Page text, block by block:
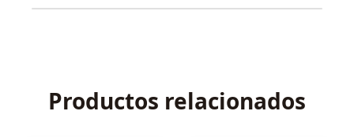
Productos relacionados